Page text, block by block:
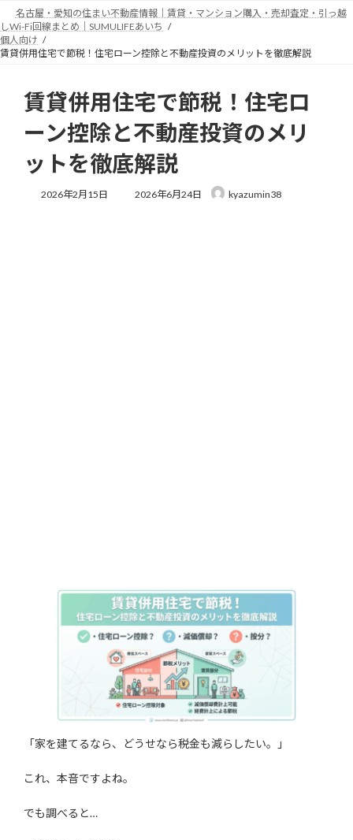
ン
テ
ン
ビ
ゲ
ー
名古屋・愛知の住まい不動産情報｜賃貸・マンション購入・売却査定・引っ越
しWi-Fi回線まとめ｜SUMULIFEあいち
個人向け
賃貸併用住宅で節税！住宅ローン控除と不動産投資のメリットを徹底解説
賃貸併用住宅で節税！住宅ロ
ーン控除と不動産投資のメリ
ットを徹底解説
2026年2月15日
最
2026年6月24日 kyazumin38
「家を建てるなら、どうせなら税金も減らしたい。」
これ、本音ですよね。
でも調べると…